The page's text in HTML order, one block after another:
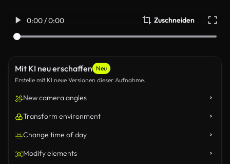
0:00 / 0:00 Zuschneiden
Mit KI neu erschaffen Neu
Erstelle mit KI neue Versionen dieser Aufnahme.
New camera angles
Transform environment
Change time of day
Modify elements